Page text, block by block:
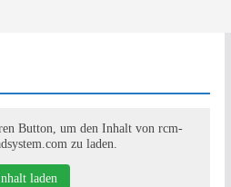
Button, um den Inhalt von rcm-
zu laden.
laden